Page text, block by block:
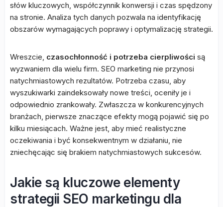
słów kluczowych, współczynnik konwersji i czas spędzony
na stronie. Analiza tych danych pozwala na identyfikację
obszarów wymagających poprawy i optymalizację strategii.
Wreszcie, czasochłonność i potrzeba cierpliwości są
wyzwaniem dla wielu firm. SEO marketing nie przynosi
natychmiastowych rezultatów. Potrzeba czasu, aby
wyszukiwarki zaindeksowały nowe treści, oceniły je i
odpowiednio zrankowały. Zwłaszcza w konkurencyjnych
branżach, pierwsze znaczące efekty mogą pojawić się po
kilku miesiącach. Ważne jest, aby mieć realistyczne
oczekiwania i być konsekwentnym w działaniu, nie
zniechęcając się brakiem natychmiastowych sukcesów.
Jakie są kluczowe elementy
strategii SEO marketingu dla